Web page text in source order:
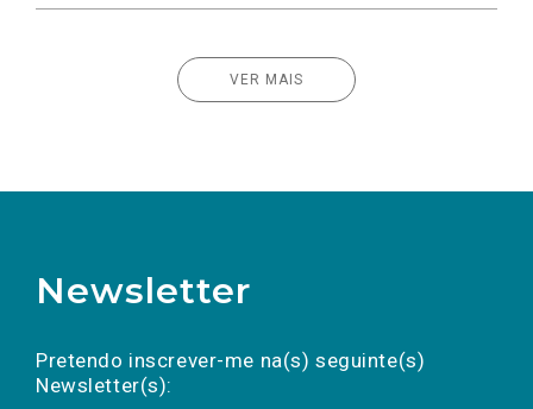
VER MAIS
Newsletter
Pretendo inscrever-me na(s) seguinte(s)
Newsletter(s):
a(s) newsletter(s).
mail